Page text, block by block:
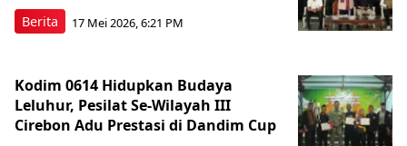
Berita 17 Mei 2026, 6:21 PM
Kodim 0614 Hidupkan Budaya
Leluhur, Pesilat Se-Wilayah III
Cirebon Adu Prestasi di Dandim Cup